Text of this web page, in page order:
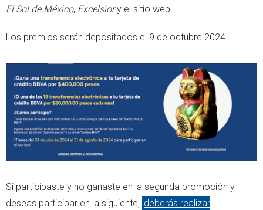
El Sol de México, Excelsiory el sitio web.
Los premios serán depositados el 9 de octubre 2024.
Si participaste y no ganaste en la segunda promoción y
deseas participar en la siguiente, deberás realizar